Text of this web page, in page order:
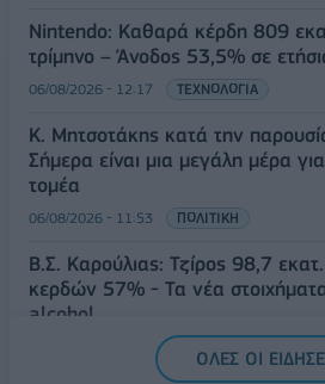
Nintendo: Καθαρά κέρδη 809
τρίμηνο – Άνοδος 53,5% σε
06/08/2026 - 12:17 ΤΕΧΝΟΛΟΓΙΑ
Κ. Μητσοτάκης κατά την
Σήμερα είναι μια μεγάλη μέρα
τομέα
06/08/2026 - 11:53 ΠΟΛΙΤΙΚΗ
Β.Σ. Καρούλιας: Τζίρος 98,7
κερδών 57% - Τα νέα
alcohol
ΟΛΕΣ ΟΙ